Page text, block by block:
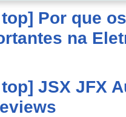
Por que
na
JSX JFX